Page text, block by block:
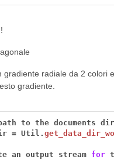
gradiente radiale da 2 colori
gradiente.
to the documents
= Util.
an output stream for